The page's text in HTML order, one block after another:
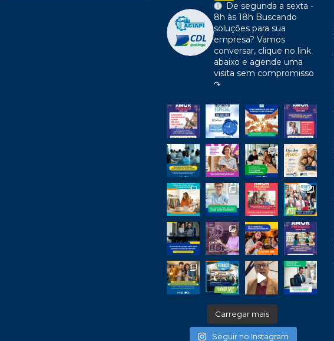
De segunda a sexta -
8h às 18h Buscando
soluções para sua
empresa? Vamos
conversar, clique no link
abaixo e agende uma
visita sem compromisso
↷
Carregar mais
Seguir no Instagram